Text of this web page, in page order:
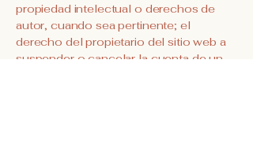
propiedad intelectual o derechos de
autor, cuando sea pertinente; el
derecho del propietario del sitio web a
suspender o cancelar la cuenta de un